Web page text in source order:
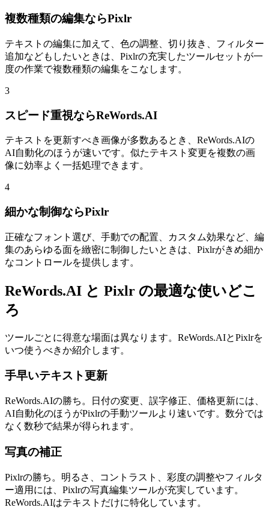
複数種類の編集ならPixlr
テキストの編集に加えて、色の調整、切り抜き、フィルター
追加などもしたいときは、Pixlrの充実したツールセットが一
度の作業で複数種類の編集をこなします。
3
スピード重視ならReWords.AI
テキストを更新すべき画像が多数あるとき、ReWords.AIの
AI自動化のほうが速いです。似たテキスト変更を複数の画
像に効率よく一括処理できます。
4
細かな制御ならPixlr
正確なフォント選び、手動での配置、カスタム効果など、編
集のあらゆる面を緻密に制御したいときは、Pixlrがきめ細か
なコントロールを提供します。
ReWords.AI と Pixlr の最適な使いどこ
ろ
ツールごとに得意な場面は異なります。ReWords.AIとPixlrを
いつ使うべきか紹介します。
手早いテキスト更新
ReWords.AIの勝ち。日付の変更、誤字修正、価格更新には、
AI自動化のほうがPixlrの手動ツールより速いです。数分では
なく数秒で結果が得られます。
写真の補正
Pixlrの勝ち。明るさ、コントラスト、彩度の調整やフィルタ
ー適用には、Pixlrの写真編集ツールが充実しています。
ReWords.AIはテキストだけに特化しています。